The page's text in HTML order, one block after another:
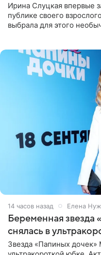
Ирина Слуцкая впервые
публике своего
выбрала для этого
14 часов назад Елена
Беременная звезда
снялась в
Звезда «Папиных дочек»